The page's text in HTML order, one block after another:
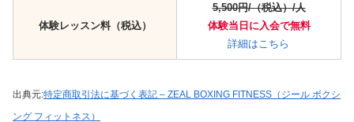
体験レッスン料（税込）
5,500円/（税込）/人
体験当日に入会で無料
詳細はこちら
出典元:特定商取引法に基づく表記 – ZEAL BOXING FITNESS（ジール ボクシ
ング フィットネス）